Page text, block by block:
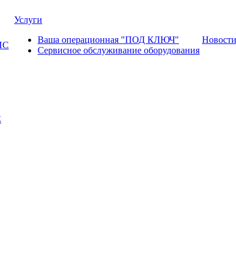
Услуги
Ваша операционная "ПОД КЛЮЧ"
Сервисное обслуживание оборудования
Новости